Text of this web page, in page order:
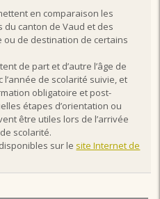
en comparaison les
canton de Vaud et des
de destination de certains
de part et d’autre l’âge de
l’année de scolarité suivie, et
obligatoire et post-
étapes d’orientation ou
être utiles lors de l’arrivée
scolarité.
sur le site Internet de